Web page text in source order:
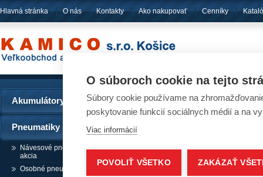
Hlavná stránka O nás Kontakty Ako nakupovať Cenníky
Akumulátory
Pneumatiky
Návesové pneumatiky /
akcia
Osobné pneumatiky
Pneumatiky -
O súboroch cookie na tejto
Súbory cookie používame na
poskytovanie funkcií sociálnych médií a na
Viac informácií
POVOLIŤ VŠETKO ZAKÁZAŤ